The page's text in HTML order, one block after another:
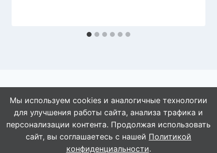
© 2026 АбАлдеть!
Мы используем cookies и аналогичные технологии
для улучшения работы сайта, анализа трафика и
персонализации контента. Продолжая использовать
сайт, вы соглашаетесь с нашей Политикой
конфиденциальности.